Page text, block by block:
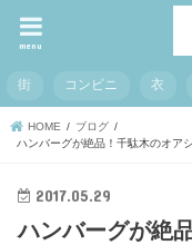
menu
街 コンビニ 衣
HOME
ブログ
ハンバーグが絶品！千駄木のオア
2017.05.29
ハンバーグが絶